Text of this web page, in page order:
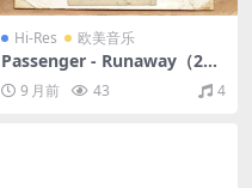
Hi-Res 欧美音乐
Passenger - Runaway（201
8/FLAC/分轨/421M）(24bit/
44.1kHz)
9 月前 43 4